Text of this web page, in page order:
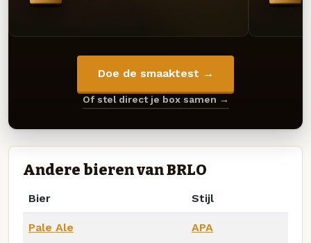
Doe de smaaktest →
Of stel direct je box samen →
Andere bieren van BRLO
Bier Stijl
Pale Ale APA